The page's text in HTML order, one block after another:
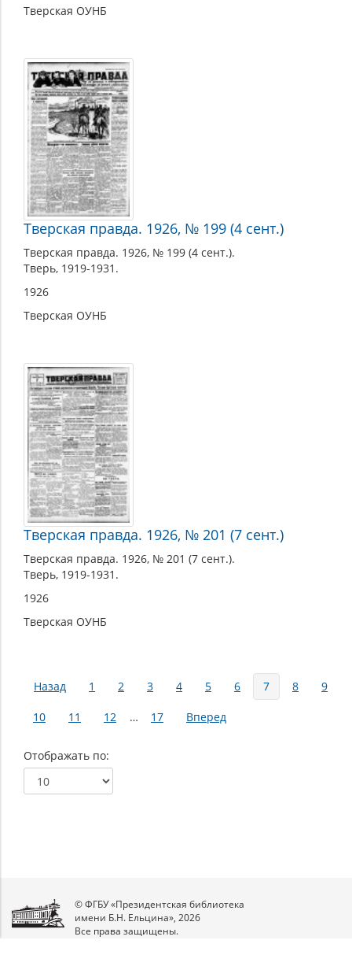
Тверская ОУНБ
Тверская правда. 1926, № 199 (4 сент.)
Тверская правда. 1926, № 199 (4 сент.).
Тверь, 1919-1931.
1926
Тверская ОУНБ
Тверская правда. 1926, № 201 (7 сент.)
Тверская правда. 1926, № 201 (7 сент.).
Тверь, 1919-1931.
1926
Тверская ОУНБ
Страницы
Назад 1 2 3 4 5 6 7 8 9
10 11 12 … 17 Вперед
Отображать по
© ФГБУ «Президентская библиотека
имени Б.Н. Ельцина», 2026
Все права защищены.